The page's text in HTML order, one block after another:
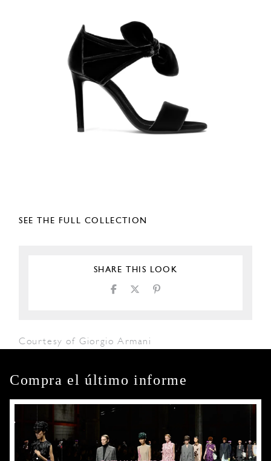
SEE THE FULL COLLECTION
SHARE THIS LOOK
Courtesy of Giorgio Armani
Compra el último informe